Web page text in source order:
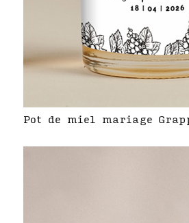
Pot de miel mariage